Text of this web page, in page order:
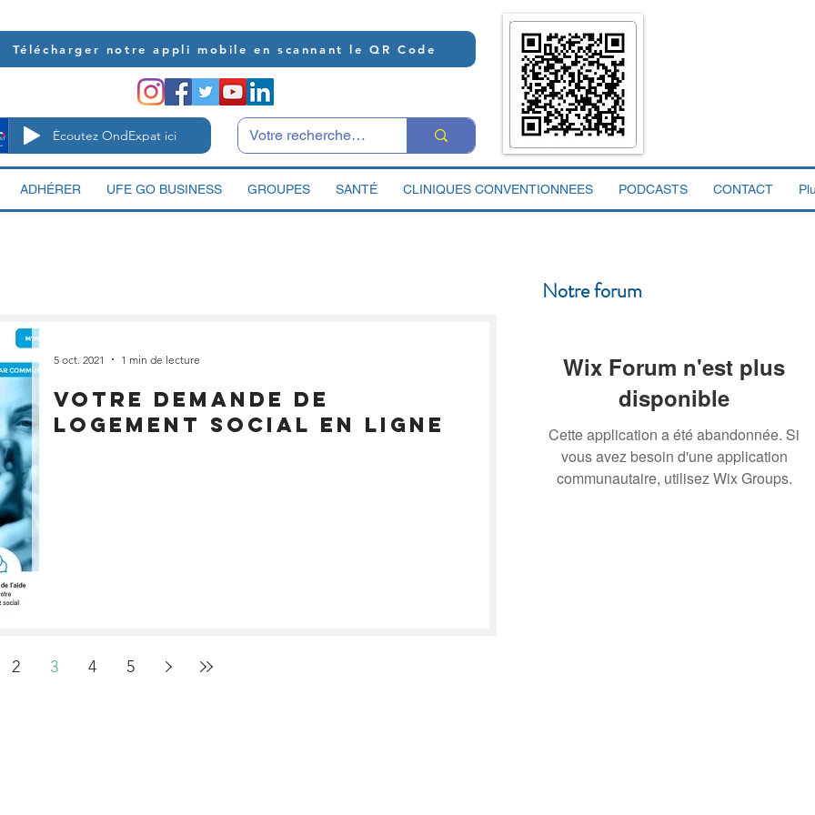
Télécharger notre appli mobile en scannant le QR Code
Écoutez OndExpat ici
ADHÉRER UFE GO BUSINESS GROUPES SANTÉ CLINIQUES CONVENTIONNEES PODCASTS CONTACT
Notre forum
Votre demande de
logement social en ligne
5 oct. 2021 1 min de lecture
2 3 4 5
Wix Forum n'est plus
disponible
Cette application a été abandonnée. Si
vous avez besoin d'une application
communautaire, utilisez Wix Groups.